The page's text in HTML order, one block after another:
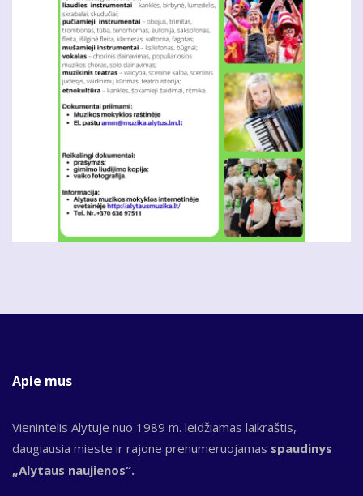
Apie mus
Vienintelis Alytuje nuo 1989 m. leidžiamas laikraštis,
daugiausia mieste ir rajone prenumeruojamas spaudinys
„Alytaus naujienos“.